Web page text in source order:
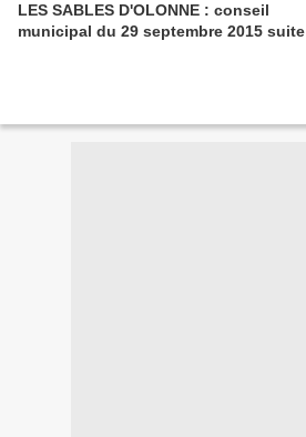
LES SABLES D'OLONNE : conseil
municipal du 29 septembre 2015 suite